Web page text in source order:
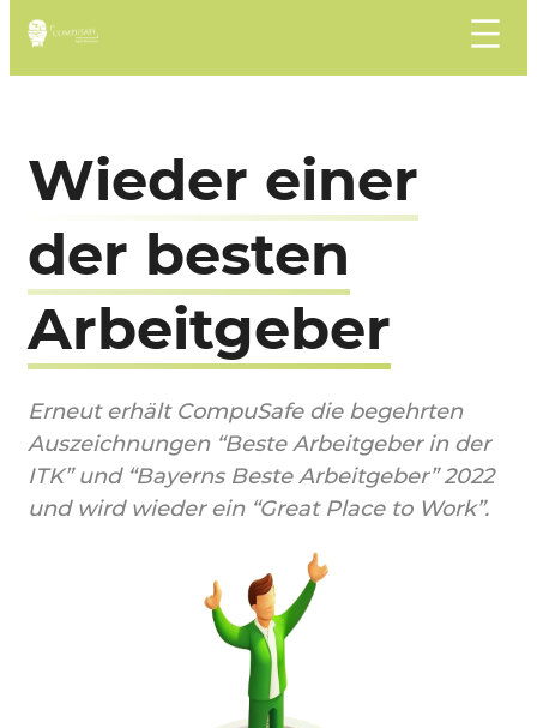
Inhalt
springen
Wieder einer
der besten
Arbeitgeber
Erneut erhält CompuSafe die begehrten
Auszeichnungen “Beste Arbeitgeber in der
ITK” und “Bayerns Beste Arbeitgeber” 2022
und wird wieder ein “Great Place to Work”.